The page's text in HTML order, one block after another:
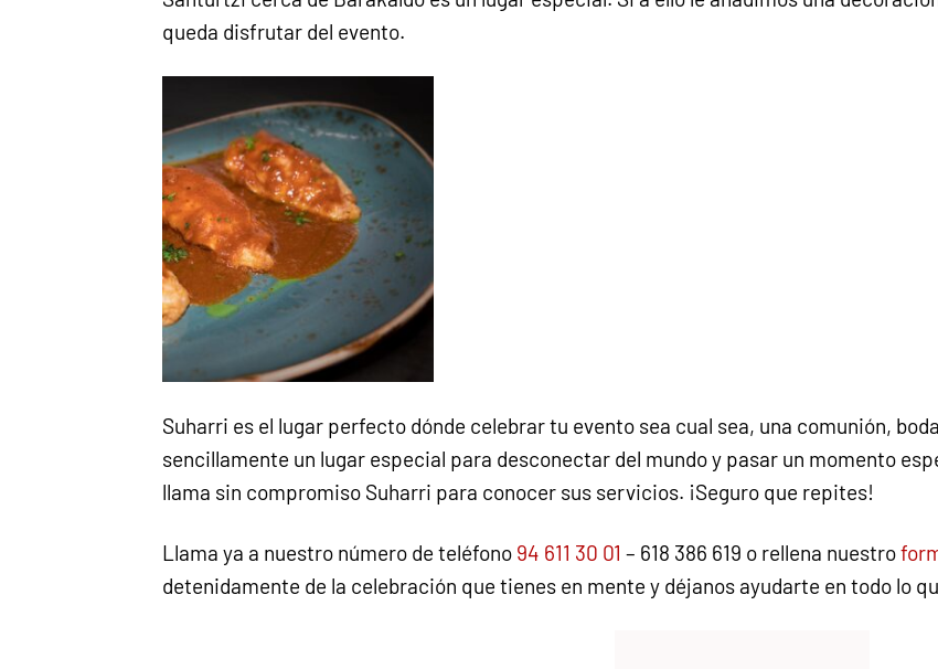
queda disfrutar del evento.
Suharri es el lugar perfecto dónde celebrar tu evento sea cual sea, una comunión,
sencillamente un lugar especial para desconectar del mundo y pasar un momento
llama sin compromiso Suharri para conocer sus servicios. ¡Seguro que repites!
Llama ya a nuestro número de teléfono 94 611 30 01 – 618 386 619 o rellena nuestro
detenidamente de la celebración que tienes en mente y déjanos ayudarte en todo lo